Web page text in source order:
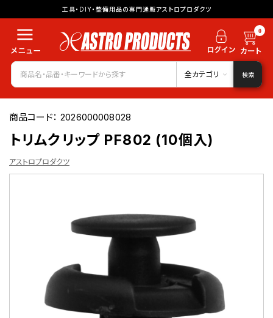
工具・DIY・整備用品の専門通販アストロプロダクツ
0
全カテゴリ 検索
商品コード：2026000008028
トリムクリップ PF802 (10個入)
アストロプロダクツ